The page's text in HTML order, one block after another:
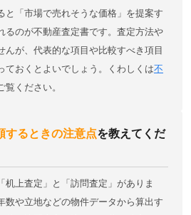
と「市場で売れそうな価格」を提案す
るのが不動産査定書です。査定方法や
んが、代表的な項目や比較すべき項目
ておくとよいでしょう。くわしくは不
覧ください。
するときの注意点を教えてくだ
机上査定」と「訪問査定」がありま
数や立地などの物件データから算出す